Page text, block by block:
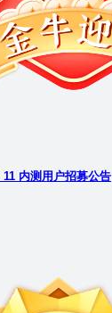
内测用户招募公告